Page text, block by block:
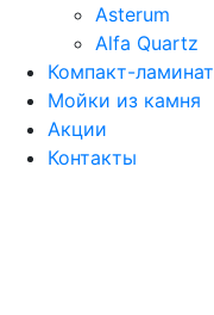
Asterum
Alfa Quartz
Компакт-ламинат
Мойки из камня
Акции
Контакты